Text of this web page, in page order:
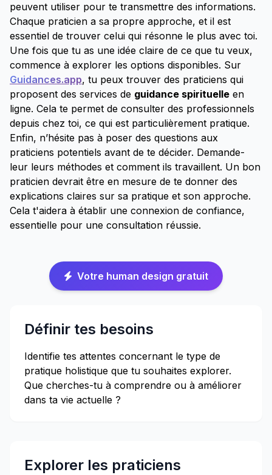
peuvent utiliser pour te transmettre des informations.
Chaque praticien a sa propre approche, et il est
essentiel de trouver celui qui résonne le plus avec toi.
Une fois que tu as une idée claire de ce que tu veux,
commence à explorer les options disponibles. Sur
Guidances.app, tu peux trouver des praticiens qui
proposent des services de guidance spirituelle en
ligne. Cela te permet de consulter des professionnels
depuis chez toi, ce qui est particulièrement pratique.
Enfin, n’hésite pas à poser des questions aux
praticiens potentiels avant de te décider. Demande-
leur leurs méthodes et comment ils travaillent. Un bon
praticien devrait être en mesure de te donner des
explications claires sur sa pratique et son approche.
Cela t'aidera à établir une connexion de confiance,
essentielle pour une consultation réussie.
Votre human design gratuit
Définir tes besoins
Identifie tes attentes concernant le type de
pratique holistique que tu souhaites explorer.
Que cherches-tu à comprendre ou à améliorer
dans ta vie actuelle ?
Explorer les praticiens